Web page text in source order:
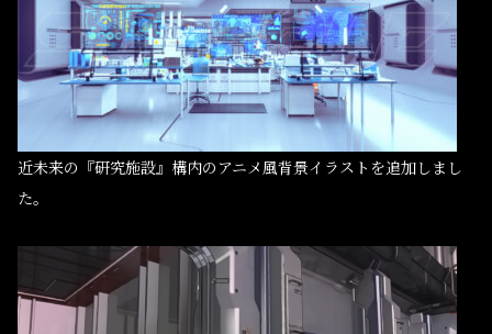
近未来の『研究施設』構内のアニメ風背景イラストを追加しまし
た。